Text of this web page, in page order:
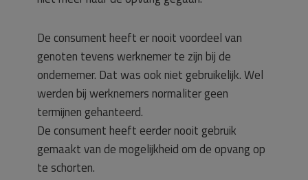
De consument heeft er nooit voordeel van
genoten tevens werknemer te zijn bij de
ondernemer. Dat was ook niet gebruikelijk. Wel
werden bij werknemers normaliter geen
termijnen gehanteerd.
De consument heeft eerder nooit gebruik
gemaakt van de mogelijkheid om de opvang op
te schorten.